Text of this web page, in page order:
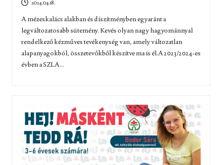
2024.04.18.
A mézeskalács alakban és díszítményben egyaránt a
legváltozatosabb sütemény. Kevés olyan nagy hagyománnyal
rendelkező kézműves tevékenység van, amely változatlan
alapanyagokból, összetevőkből készítve ma is él.A 2023/2024-es
évben a SZLA...